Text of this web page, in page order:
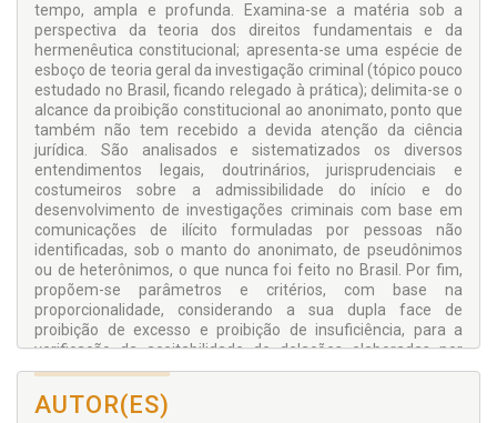
tempo, ampla e profunda. Examina-se a matéria sob a
perspectiva da teoria dos direitos fundamentais e da
hermenêutica constitucional; apresenta-se uma espécie de
esboço de teoria geral da investigação criminal (tópico pouco
estudado no Brasil, ficando relegado à prática); delimita-se o
alcance da proibição constitucional ao anonimato, ponto que
também não tem recebido a devida atenção da ciência
jurídica. São analisados e sistematizados os diversos
entendimentos legais, doutrinários, jurisprudenciais e
costumeiros sobre a admissibilidade do início e do
desenvolvimento de investigações criminais com base em
comunicações de ilícito formuladas por pessoas não
identificadas, sob o manto do anonimato, de pseudônimos
ou de heterônimos, o que nunca foi feito no Brasil. Por fim,
propõem-se parâmetros e critérios, com base na
proporcionalidade, considerando a sua dupla face de
proibição de excesso e proibição de insuficiência, para a
verificação da aceitabilidade de delações elaboradas por
pessoas não identificadas no âmbito de investigações
criminais. Agora, submete-se as ideias desenvolvidas à
consideração geral do público e da comunidade jurídica e
AUTOR(ES)